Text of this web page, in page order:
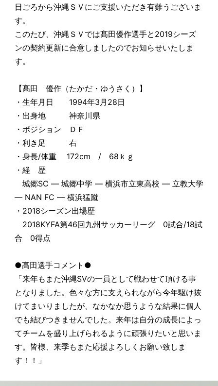
日ごろから沖縄ＳＶにご支援いただき有難うございま
す。
このたび、沖縄ＳＶでは髙田優作選手と2019シーズ
ンの契約更新に合意しましたのでお知らせいたしま
す。
【髙田 優作（たかだ・ゆうさく）】
・生年月日 1994年3月28日
・出身地 神奈川県
・ポジション ＤＦ
・利き足 右
・身長/体重 172cm / 68ｋｇ
・経 歴
城郷SC ― 城郷中学 ― 横浜市立東高校 ― 立教大学
― NAN FC ― 横浜猛蹴
・2018シーズン出場歴
2018KYFA第46回九州サッカーリーグ 0試合/18試
合 0得点
●髙田選手コメント●
「来年もまた沖縄SVの一員として戦わせて頂ける事
となりました。色々な方に支えられながら今年駆け抜
けてまいりましたが、なかなか思うような結果に個人
でも結びつきませんでした。来年は自分の成長によっ
てチームを盛り上げられるように頑張りたいと思いま
す。皆様、来季もまた応援よろしくお願い致しま
す！！」